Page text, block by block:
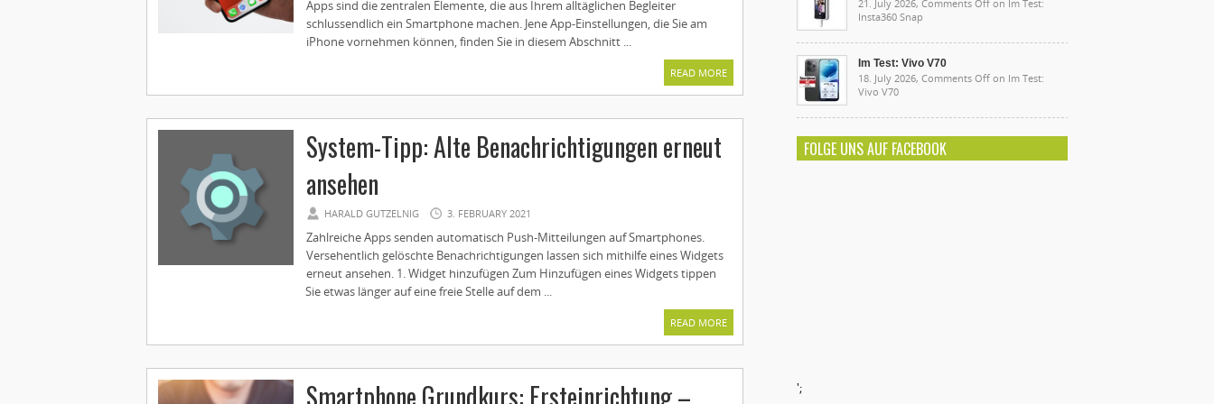
Apps sind die zentralen Elemente, die aus Ihrem alltäglichen Begleiter
schlussendlich ein Smartphone machen. Jene App-Einstellungen, die Sie am
iPhone vornehmen können, finden Sie in diesem Abschnitt ...
READ MORE
System-Tipp: Alte Benachrichtigungen erneut
ansehen
HARALD GUTZELNIG 3. FEBRUARY 2021
Zahlreiche Apps senden automatisch Push-Mitteilungen auf Smartphones.
Versehentlich gelöschte Benachrichtigungen lassen sich mithilfe eines Widgets
erneut ansehen. 1. Widget hinzufügen Zum Hinzufügen eines Widgets tippen
Sie etwas länger auf eine freie Stelle auf dem ...
READ MORE
Smartphone Grundkurs: Ersteinrichtung –
21. July 2026, Comments Off on Im Test:
Insta360 Snap
Im Test: Vivo V70
18. July 2026, Comments Off on Im Test:
Vivo V70
FOLGE UNS AUF FACEBOOK
';